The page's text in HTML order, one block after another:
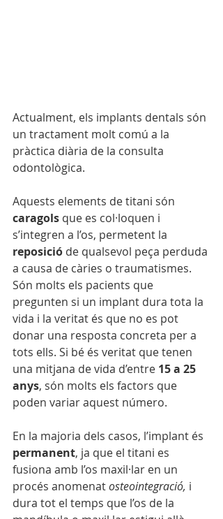
Actualment, els implants dentals són
un tractament molt comú a la
pràctica diària de la consulta
odontològica.
Aquests elements de titani són
caragols que es col·loquen i
s’integren a l’os, permetent la
reposició de qualsevol peça perduda
a causa de càries o traumatismes.
Són molts els pacients que
pregunten si un implant dura tota la
vida i la veritat és que no es pot
donar una resposta concreta per a
tots ells. Si bé és veritat que tenen
una mitjana de vida d’entre 15 a 25
anys, són molts els factors que
poden variar aquest número.
En la majoria dels casos, l’implant és
permanent, ja que el titani es
fusiona amb l’os maxil·lar en un
procés anomenat osteointegració, i
dura tot el temps que l’os de la